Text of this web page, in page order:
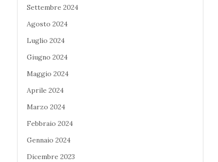
Settembre 2024
Agosto 2024
Luglio 2024
Giugno 2024
Maggio 2024
Aprile 2024
Marzo 2024
Febbraio 2024
Gennaio 2024
Dicembre 2023